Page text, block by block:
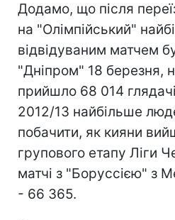
Додамо, що після
на "Олімпійський"
відвідуваним матчем
"Дніпром" 18 березня,
прийшло 68 014
2012/13 найбільше
побачити, як кияни
групового етапу Ліги
матчі з "Боруссією" з
- 66 365.